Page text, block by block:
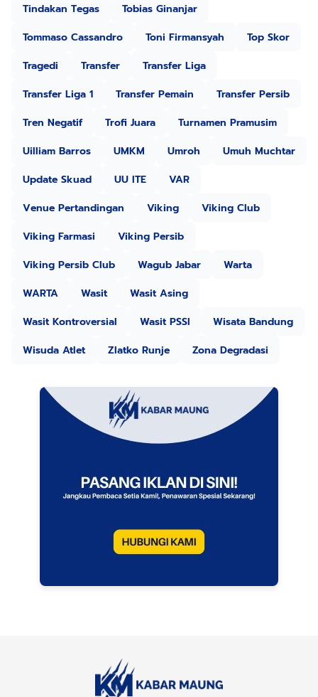
Tindakan Tegas
Tobias Ginanjar
Tommaso Cassandro
Toni Firmansyah
Top Skor
Tragedi
Transfer
Transfer Liga
Transfer Liga 1
Transfer Pemain
Transfer Persib
Tren Negatif
Trofi Juara
Turnamen Pramusim
Uilliam Barros
UMKM Umroh
Umuh Muchtar
Update Skuad
UU ITE
VAR
Venue Pertandingan
Viking
Viking Club
Viking Farmasi
Viking Persib
Viking Persib Club
Wagub Jabar
Warta
WARTA
Wasit
Wasit Asing
Wasit Kontroversial
Wasit PSSI
Wisata Bandung
Wisuda Atlet
Zlatko Runje Zona Degradasi